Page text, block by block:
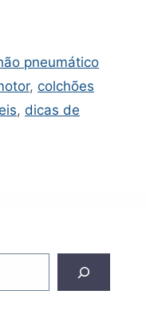
pneumático
, colchões
, dicas de